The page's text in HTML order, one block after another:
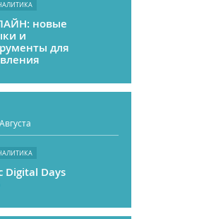
новые
и
для
Августа
Digital Days